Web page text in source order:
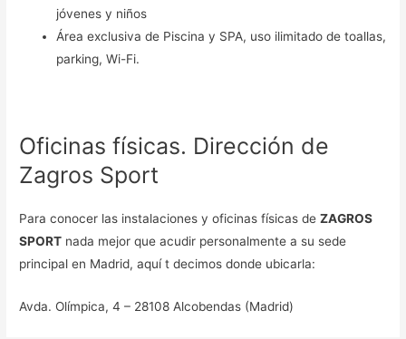
jóvenes y niños
Área exclusiva de Piscina y SPA, uso ilimitado de toallas,
parking, Wi-Fi.
Oficinas físicas. Dirección de
Zagros Sport
Para conocer las instalaciones y oficinas físicas deZAGROS
SPORT nada mejor que acudir personalmente a su sede
principal en Madrid, aquí t decimos donde ubicarla:
Avda. Olímpica, 4 – 28108 Alcobendas (Madrid)